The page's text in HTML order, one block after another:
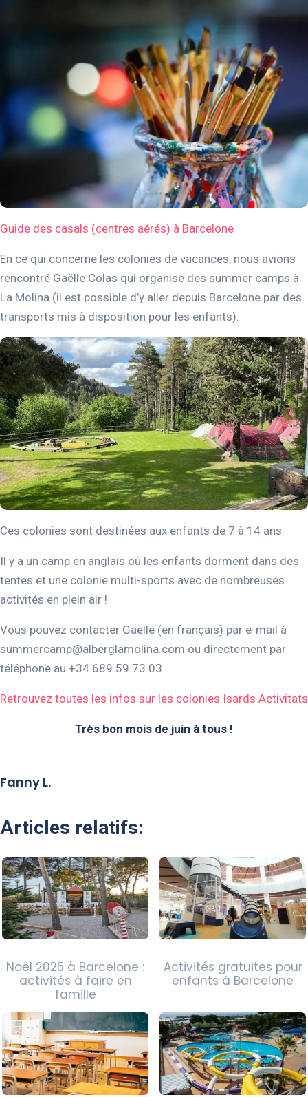
Guide des casals (centres aérés) à Barcelone
En ce qui concerne les colonies de vacances, nous avions
rencontré Gaëlle Colas qui organise des summer camps à
La Molina (il est possible d’y aller depuis Barcelone par des
transports mis à disposition pour les enfants).
Ces colonies sont destinées aux enfants de 7 à 14 ans.
Il y a un camp en anglais où les enfants dorment dans des
tentes et une colonie multi-sports avec de nombreuses
activités en plein air !
Vous pouvez contacter Gaëlle (en français) par e-mail à
summercamp@alberglamolina.com ou directement par
téléphone au +34 689 59 73 03
Retrouvez toutes les infos sur les colonies Isards Activitats
Très bon mois de juin à tous !
Fanny L.
Articles relatifs:
Noël 2025 à Barcelone :
activités à faire en
famille
Activités gratuites pour
enfants à Barcelone